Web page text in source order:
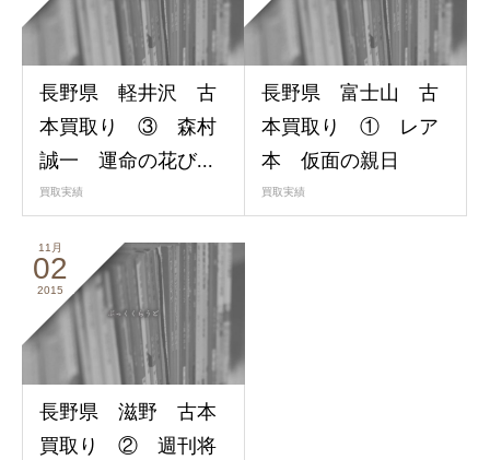
長野県 軽井沢 古
本買取り ③ 森村
誠一 運命の花び...
買取実績
長野県 富士山 古
本買取り ① レア
本 仮面の親日
買取実績
11月
02
2015
長野県 滋野 古本
買取り ② 週刊将